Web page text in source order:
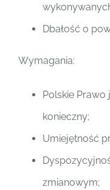
Dbałość o
Wymagania:
Polskie Prawo
konieczny;
Umiejętność
zmianowym;